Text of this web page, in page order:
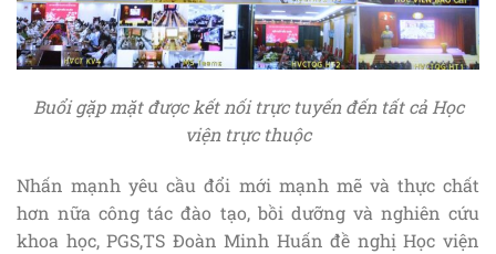
Buổi gặp mặt được kết nối trực tuyến đến tất cả Học
viện trực thuộc
Nhấn mạnh yêu cầu đổi mới mạnh mẽ và thực chất
hơn nữa công tác đào tạo, bồi dưỡng và nghiên cứu
khoa học, PGS,TS Đoàn Minh Huấn đề nghị Học viện